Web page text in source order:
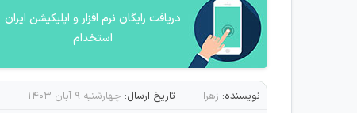
دریافت رایگان نرم افزار و اپلیکیشن ایران
استخدام
نویسنده: زهرا تاریخ ارسال: چهارشنبه ۹ آبان ۱۴۰۳